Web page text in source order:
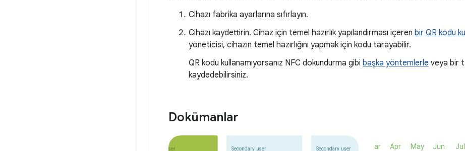
Cihazı fabrika ayarlarına sıfırlayın.
Cihazı kaydettirin. Cihaz için temel hazırlık yapılandırması içeren bir QR kodu
yöneticisi, cihazın temel hazırlığını yapmak için kodu tarayabilir.
QR kodu kullanamıyorsanız NFC dokundurma gibi başka yöntemlerle veya bir
kaydedebilirsiniz.
Dokümanlar